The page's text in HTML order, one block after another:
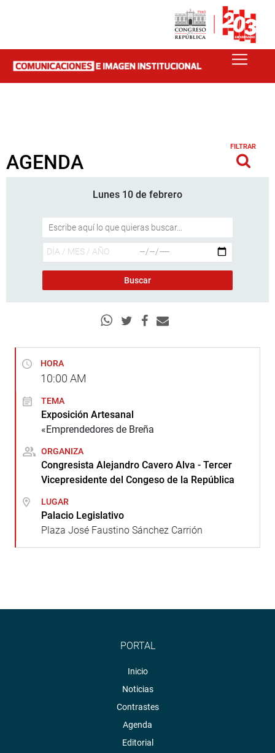
AGENDA
FILTRAR
Lunes 10 de febrero
HORA
10:00 AM
TEMA
Exposición Artesanal
«Emprendedores de Breña
ORGANIZA
Congresista Alejandro Cavero Alva - Tercer
Vicepresidente del Congeso de la República
LUGAR
Palacio Legislativo
Plaza José Faustino Sánchez Carrión
PORTAL
Inicio
Noticias
Contrastes
Agenda
Editorial